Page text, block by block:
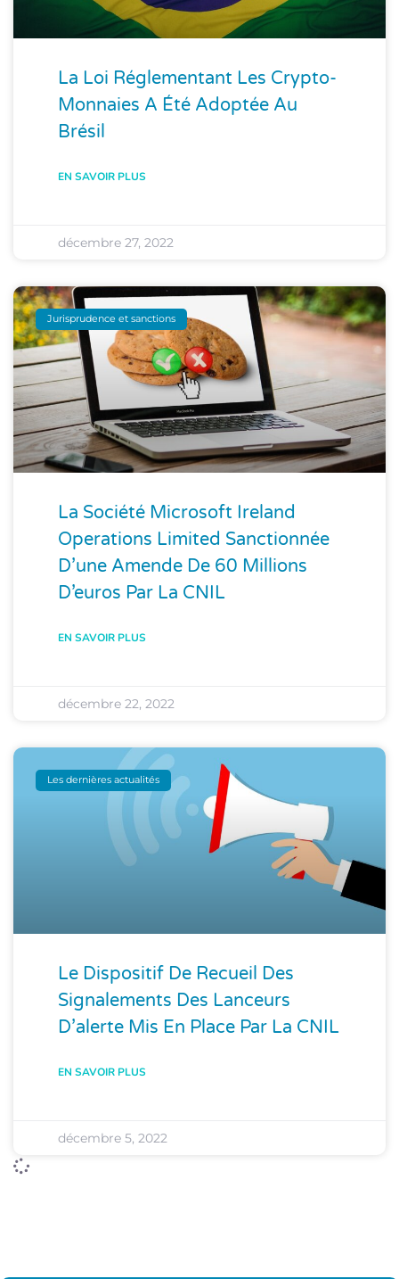
La Loi Réglementant Les Crypto-
Monnaies A Été Adoptée Au
Brésil
EN SAVOIR PLUS
décembre 27, 2022
Jurisprudence et sanctions
La Société Microsoft Ireland
Operations Limited Sanctionnée
D’une Amende De 60 Millions
D’euros Par La CNIL
EN SAVOIR PLUS
décembre 22, 2022
Les dernières actualités
Le Dispositif De Recueil Des
Signalements Des Lanceurs
D’alerte Mis En Place Par La CNIL
EN SAVOIR PLUS
décembre 5, 2022